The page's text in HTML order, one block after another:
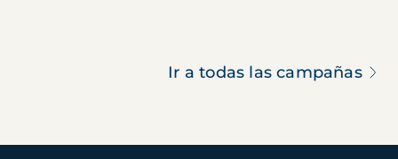
Ir a todas las campañas